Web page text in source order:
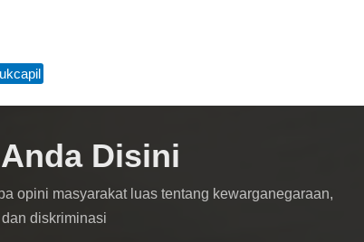
Disini
opini masyarakat luas tentang kewarganegaraan,
diskriminasi